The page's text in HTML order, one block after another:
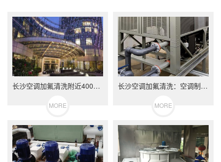
长沙空调加氟清洗附近4008799782···
MORE
长沙空调加氟清洗：空调制热不可不知的小常···
MORE